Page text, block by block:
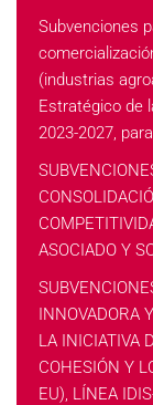
Subvenciones
(industrias
Estratégico de
2023-2027,
ASOCIADO Y
INNOVADORA
LA INICIATIVA
COHESIÓN Y
EU), LÍNEA